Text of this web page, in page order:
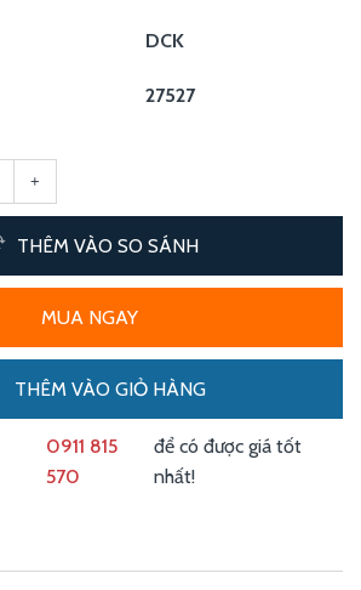
DCK
27527
+
THÊM VÀO SO SÁNH
MUA NGAY
THÊM VÀO GIỎ HÀNG
0911 815
570
để có được giá tốt
nhất!